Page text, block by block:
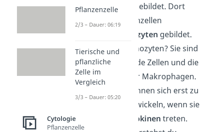
imKnochenmark
gebildet. Dort
werden aus Stammzellen
Monozyten gebildet.
Aber was sind Monozyten? Sie sind
im Blut zirkulierende Zellen und die
Vorläuferzellen der Makrophagen.
Die Monozyten können sich erst zu
Makrophagen entwickeln, wenn sie
in Kontakt mit
Zytokinen treten.
Pflanzenzelle
2/3 – Dauer: 06:19
Tierische und
pflanzliche
Zelle im
Vergleich
3/3 – Dauer: 05:20
Cytologie
Pflanzenzelle